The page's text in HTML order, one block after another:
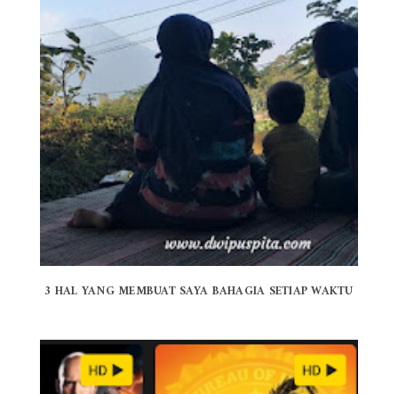
3 HAL YANG MEMBUAT SAYA BAHAGIA SETIAP WAKTU